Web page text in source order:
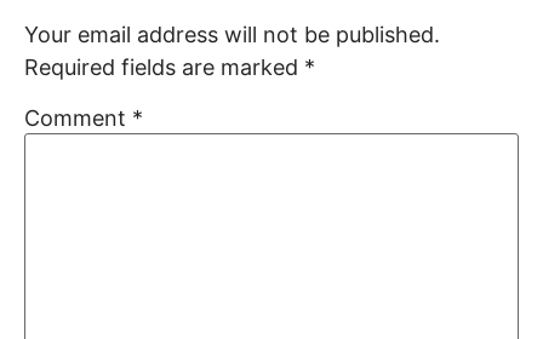
Your email address will not be published.
Required fields are marked *
Comment *